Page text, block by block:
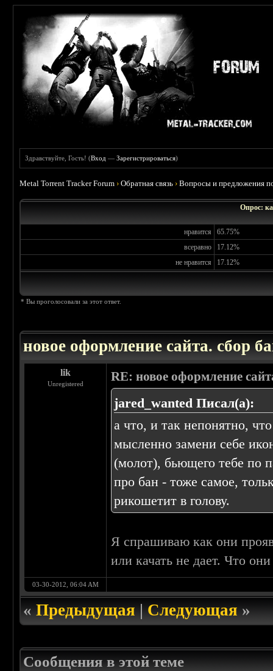
Здравствуйте, Гость! (Вход —Зарегистрироваться)
Metal Torrent Tracker Forum ›Обратная связь ›Вопросы и предложения
Опрос:
нравится
65.75%
всеравно
17.12%
не нравится
17.12%
* Вы проголосовали за этот ответ.
новое оформление сайта. сбор
lik
Unregistered
RE: новое оформление
jared_wanted Писал(а):
а что, и так непонятно,
мысленно замени себе
(молот), бьющего тебе по
про бан - тоже самое,
рикошетит в голову.
Я спрашиваю как они
или качать не дает. Что
03-30-2012, 06:04 AM
«Предыдущая|Следующая»
Сообщения в этой теме